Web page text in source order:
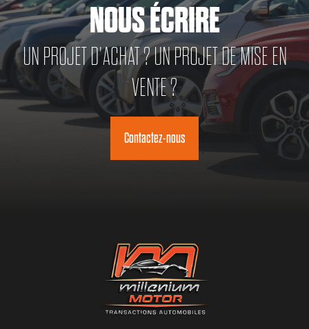
NOUS ÉCRIRE
UN PROJET D'ACHAT ? UN PROJET DE MISE EN
VENTE ?
Contactez-nous